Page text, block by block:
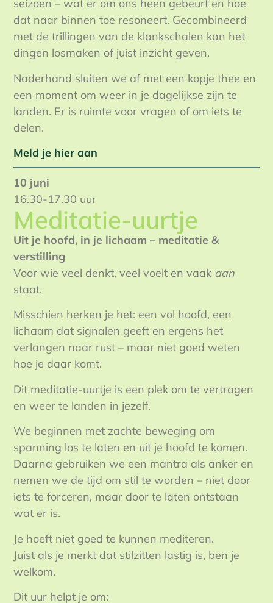
seizoen – wat er om ons heen gebeurt en hoe
dat naar binnen toe resoneert. Gecombineerd
met de trillingen van de klankschalen kan het
dingen losmaken of juist inzicht geven.
Naderhand sluiten we af met een kopje thee en
een moment om weer in je dagelijkse zijn te
landen. Er is ruimte voor vragen of om iets te
delen.
Meld je hier aan
10 juni
16.30-17.30 uur
Meditatie-uurtje
Uit je hoofd, in je lichaam – meditatie &
verstilling
Voor wie veel denkt, veel voelt en vaak aan
staat.
Misschien herken je het: een vol hoofd, een
lichaam dat signalen geeft en ergens het
verlangen naar rust – maar niet goed weten
hoe je daar komt.
Dit meditatie-uurtje is een plek om te vertragen
en weer te landen in jezelf.
We beginnen met zachte beweging om
spanning los te laten en uit je hoofd te komen.
Daarna gebruiken we een mantra als anker en
nemen we de tijd om stil te worden – niet door
iets te forceren, maar door te laten ontstaan
wat er is.
Je hoeft niet goed te kunnen mediteren.
Juist als je merkt dat stilzitten lastig is, ben je
welkom.
Dit uur helpt je om: